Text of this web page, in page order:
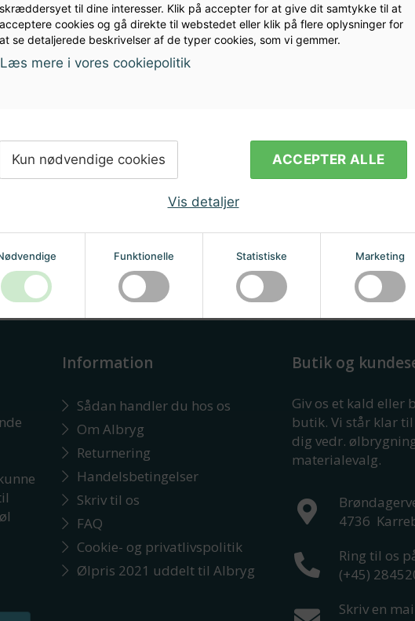
skræddersyet til dine interesser. Klik på accepter for at give dit samtykke til at
acceptere cookies og gå direkte til webstedet eller klik på flere oplysninger for
at se detaljerede beskrivelser af de typer cookies, som vi gemmer.
Læs mere i vores cookiepolitik
Kun nødvendige cookies ACCEPTER ALLE
Vis detaljer
Funktionelle Statistiske Marketing
vil du
Modtag
i din indbakke
Information
Sådan handler du hos os
Om Albryg
Returnering
Handelsbetingelser
Skriv til os
FAQ
Cookie- og privatlivspolitik
Ølpris 2021 uddelt til Albryg
Butik og
Giv os et kald eller
butik. Vi står klar
dig vedr.
materialevalg.
4736
Ring til os
(+45)
Skriv en